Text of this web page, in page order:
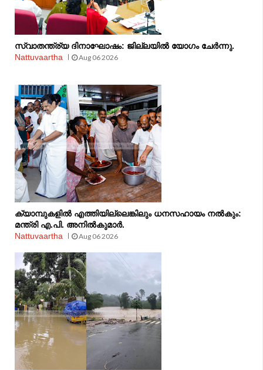
സ്വാതന്ത്ര്യ ദിനാഘോഷം: ജില്ലയിൽ യോഗം ചേർന്നു.
Nattuvaartha
Aug 06 2026
ക്യാമ്പുകളിൽ എത്തിയില്ലെങ്കിലും ധനസഹായം നൽകും:
മന്ത്രി എ.പി. അനിൽകുമാർ.
Nattuvaartha
Aug 06 2026